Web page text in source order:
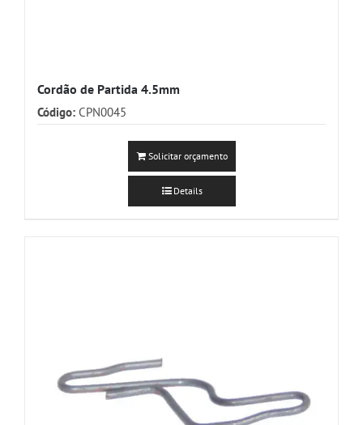
Cordão de Partida 4.5mm
Código: CPN0045
Solicitar orçamento
Details